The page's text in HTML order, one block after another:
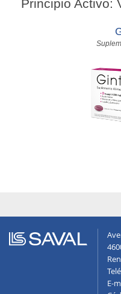
Principio Activo:
E-